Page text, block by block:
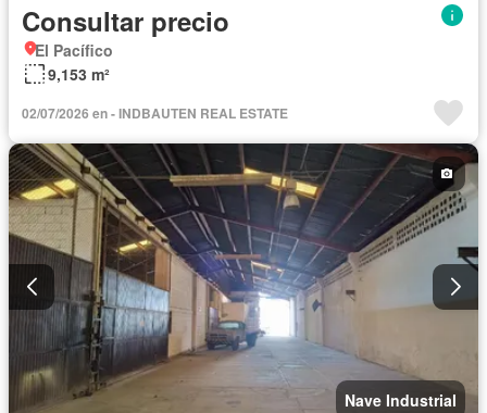
Consultar precio
El Pacífico
9,153 m²
02/07/2026 en - INDBAUTEN REAL ESTATE
Nave Industrial